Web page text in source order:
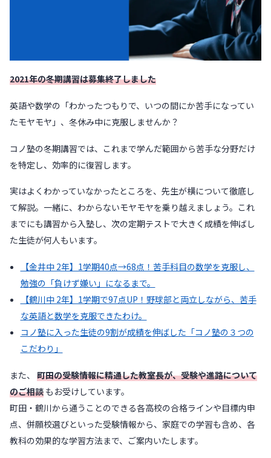
2021年の冬期講習は募集終了しました
英語や数学の「わかったつもりで、いつの間にか苦手になってい
たモヤモヤ」、冬休み中に克服しませんか？
コノ塾の冬期講習では、これまで学んだ範囲から苦手な分野だけ
を特定し、効率的に復習します。
実はよくわかっていなかったところを、先生が横について徹底し
て解説。一緒に、わからないモヤモヤを乗り越えましょう。これ
までにも講習から入塾し、次の定期テストで大きく成績を伸ばし
た生徒が何人もいます。
【金井中 2年】1学期40点→68点！苦手科目の数学を克服し、
勉強の「負けず嫌い」になるまで。
【鶴川中 2年】1学期で97点UP！野球部と両立しながら、苦手
な英語と数学を克服できたわけ。
コノ塾に入った生徒の9割が成績を伸ばした「コノ塾の３つの
こだわり」
また、 町田の受験情報に精通した教室長が、受験や進路について
のご相談 もお受けしています。
町田・鶴川から通うことのできる各高校の合格ラインや目標内申
点、併願校選びといった受験情報から、家庭での学習も含め、各
教科の効果的な学習方法まで、ご案内いたします。